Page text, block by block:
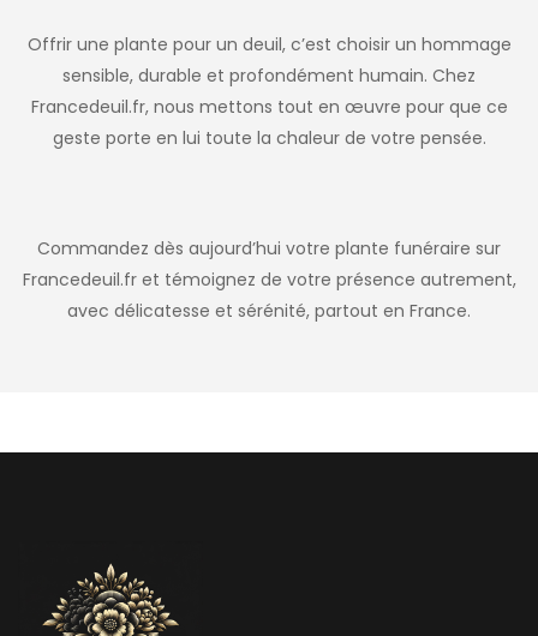
Offrir une plante pour un deuil, c’est choisir un hommage
sensible, durable et profondément humain. Chez
Francedeuil.fr, nous mettons tout en œuvre pour que ce
geste porte en lui toute la chaleur de votre pensée.
Commandez dès aujourd’hui votre plante funéraire sur
Francedeuil.fr et témoignez de votre présence autrement,
avec délicatesse et sérénité, partout en France.